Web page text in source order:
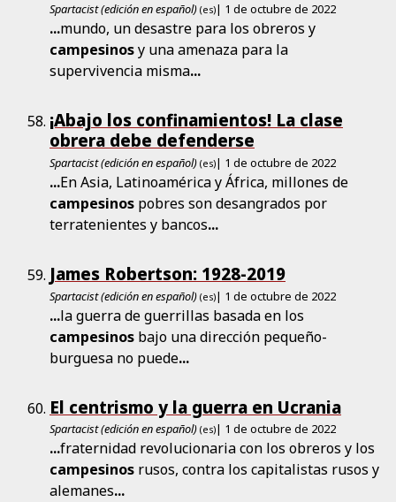
Spartacist (edición en español) (es)| 1 de octubre de 2022
...mundo, un desastre para los obreros y
campesinosy una amenaza para la
supervivencia misma...
¡Abajo los confinamientos! La clase
obrera debe defenderse
Spartacist (edición en español) (es)| 1 de octubre de 2022
...En Asia, Latinoamérica y África, millones de
campesinos pobres son desangrados por
terratenientes y bancos...
James Robertson: 1928-2019
Spartacist (edición en español) (es)| 1 de octubre de 2022
...la guerra de guerrillas basada en los
campesinos bajo una dirección pequeño-
burguesa no puede...
El centrismo y la guerra en Ucrania
Spartacist (edición en español) (es)| 1 de octubre de 2022
...fraternidad revolucionaria con los obreros y los
campesinos rusos, contra los capitalistas rusos y
alemanes...